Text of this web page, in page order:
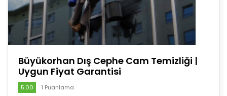
Büyükorhan Dış Cephe Cam Temizliği |
Uygun Fiyat Garantisi
5.00 1 Puanlama